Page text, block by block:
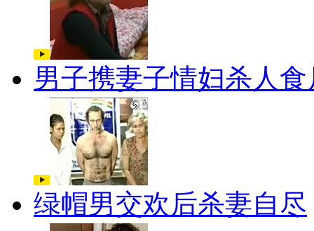
男子携妻子情妇杀人食
绿帽男交欢后杀妻自尽